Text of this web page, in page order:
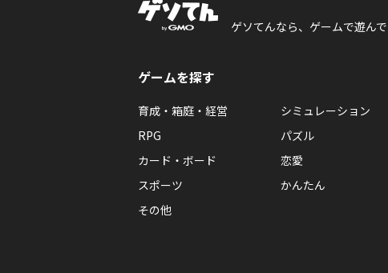
ゲソてんなら、ゲームで遊ん
ゲームを探す
育成・箱庭・経営
シミュレーション
RPG
パズル
カード・ボード
恋愛
スポーツ
かんたん
その他